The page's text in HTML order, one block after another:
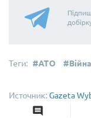
АТО Війна
Gazeta